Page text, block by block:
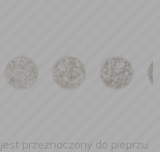
przeznaczony do pieprzu.